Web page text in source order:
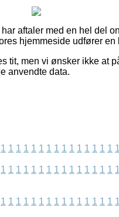
aftaler med en hel del
hjemmeside udfører en
tit, men vi ønsker ikke at
anvendte data.
1 1 1 1 1 1 1 1 1 1 1 1 1 1 1 1
1 1 1 1 1 1 1 1 1 1 1 1 1 1 1 1
1 1 1 1 1 1 1 1 1 1 1 1 1 1 1 1